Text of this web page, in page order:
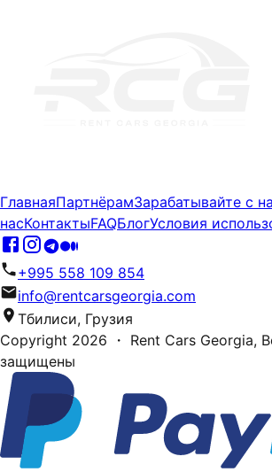
ГлавнаяПартнёрамЗарабатывайте с
насКонтактыFAQБлогУсловия
+995 558 109 854
info@rentcarsgeorgia.com
Тбилиси, Грузия
Copyright 2026 ・ Rent Cars Georgia,
защищены